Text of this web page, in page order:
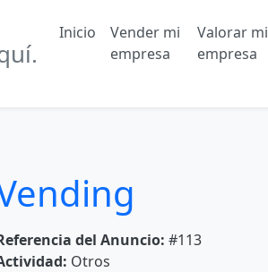
Inicio
Vender mi
empresa
Valorar mi
empresa
del Anuncio: #113
Otros